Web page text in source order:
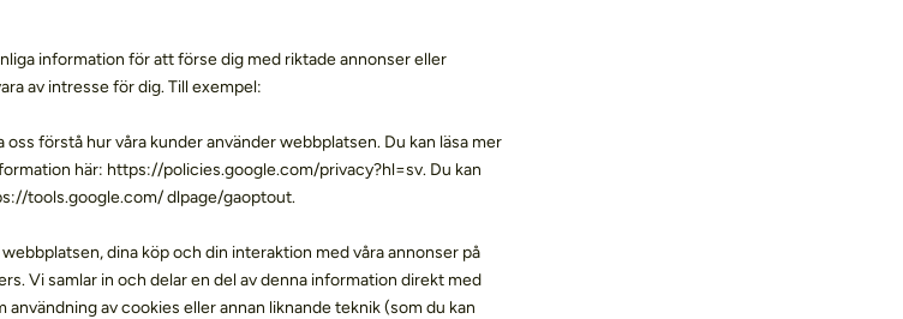
information för att förse dig med riktade annonser eller
av intresse för dig. Till exempel:
förstå hur våra kunder använder webbplatsen. Du kan läsa mer
här: https://policies.google.com/privacy?hl=sv. Du kan
tools.google.com/ dlpage/gaoptout.
dina köp och din interaktion med våra annonser på
Vi samlar in och delar en del av denna information direkt med
av cookies eller annan liknande teknik (som du kan